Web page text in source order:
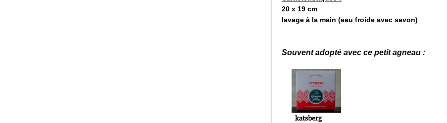
20 x 19 cm
lavage à la main (eau froide avec savon)
Souvent adopté avec ce petit agneau :
katsberg